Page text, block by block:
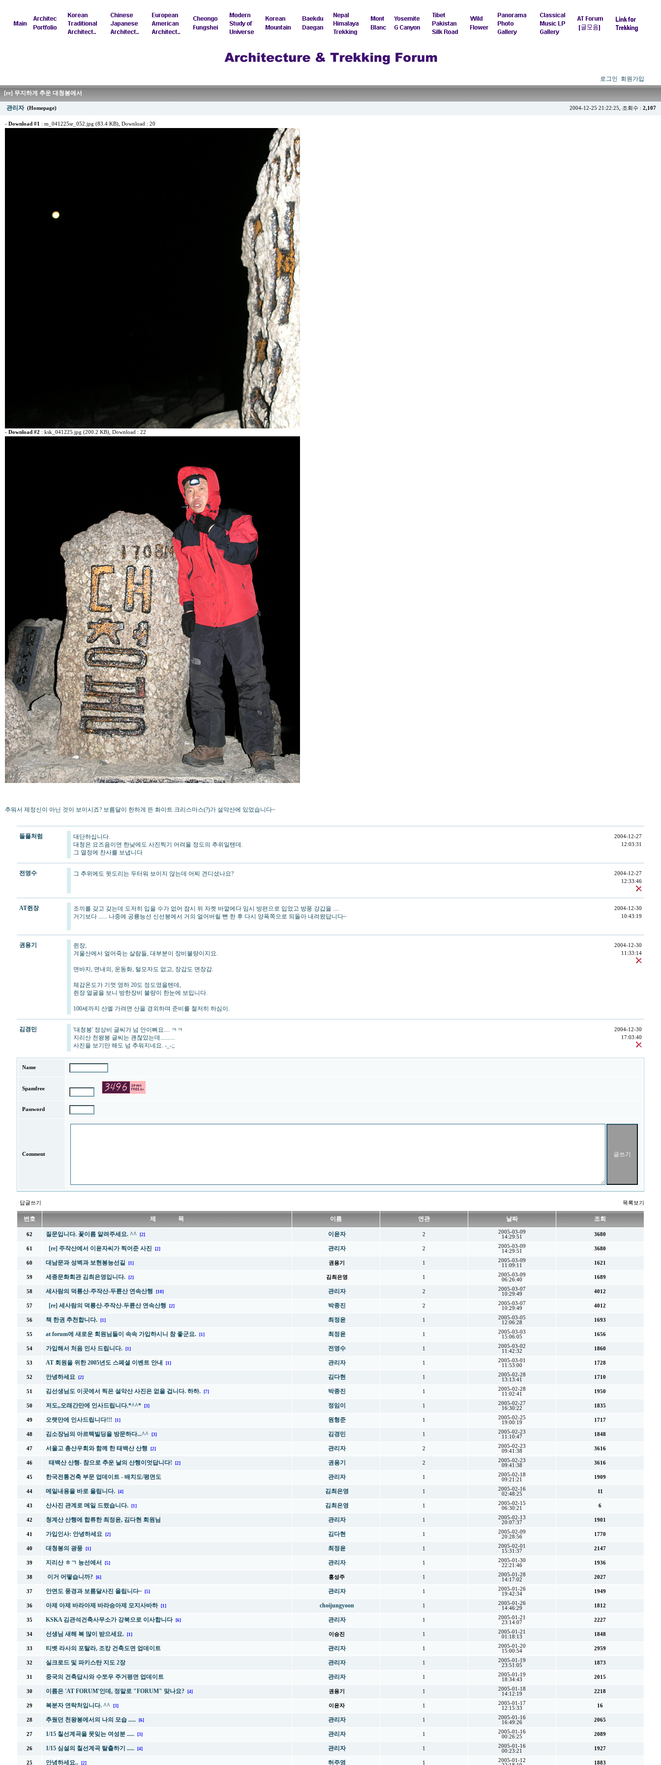
로그인 회원가입
[re] 무지하게 추운 대청봉에서
관리자 (Homepage) 2004-12-25 21:22:25, 조회수 : 2,107
- Download #1 : m_041225sr_052.jpg (83.4 KB) , Download : 20
- Download #2 : ksk_041225.jpg (200.2 KB) , Download : 22
추워서 제정신이 아닌 것이 보이시죠? 보름달이 한하게 뜬 화이트 크리스마스(?)가 설악산에 있었습니다~
들풀처럼
대단하십니다.
대청은 요즈음이면 한낮에도 사진찍기 어려울 정도의 추위일텐데.
그 열정에 찬사를 보냅니다
2004-12-27
12:03:31
전영수 그 추위에도 윗도리는 두터워 보이지 않는데 어찌 견디셨나요?
2004-12-27
12:33:46
AT쥔장
조끼를 갖고 갖는데 도저히 입을 수가 없어 잠시 뒤 자켓 바깥에다 임시 방편으로 입었고 방풍 강갑을 ....
거기보다 ...... 나중에 공룡능선 신선봉에서 거의 얼어버릴 뻔 한 후 다시 양폭쪽으로 되돌아 내려왔답니다~
2004-12-30
10:43:19
권용기
쥔장,
겨울산에서 얼어죽는 살람들, 대부분이 장비불량이지요.
면바지, 면내의, 운동화, 털모자도 없고, 장갑도 면장갑.
체감온도가 기껏 영하 20도 정도였을텐데,
쥔장 얼굴을 보니 방한장비 불량이 한눈에 보입니다.
100세까지 산엘 가려면 산을 경외하며 준비를 철저히 하심이.
2004-12-30
11:33:14
김경민
'대청봉' 정상비 글씨가 넘 안이뻐요.... ㅋㅋ
지리산 천왕봉 글씨는 괜찮았는데..........
사진을 보기만 해도 넘 추워지네요. -_-;;
2004-12-30
17:03:40
Name
Spamfree
Password
Comment
답글쓰기 목록보기
번호 제 목 이름 연관 날짜 조회
62 질문입니다. 꽃이름 알려주세요. ^^ [2] 이윤자 2
2005-03-09
14:29:51
3680
61 [re] 주작산에서 이윤자씨가 찍어준 사진 [2] 관리자 2
2005-03-09
14:29:51
3680
60 대남문과 성벽과 보현봉능선길 [1] 권용기 1
2005-03-09
11:09:11
1621
59 세종문화회관 김최은영입니다. [2] 김최은영 1
2005-03-09
06:26:40
1689
58 세사람의 덕룡산-주작산-두륜산 연속산행 [10] 관리자 2
2005-03-07
10:29:49
4012
57 [re] 세사람의 덕룡산-주작산-두륜산 연속산행 [2] 박종진 2
2005-03-07
10:29:49
4012
56 책 한권 추천합니다. [1] 최정윤 1
2005-03-05
12:06:28
1693
55 at forum에 새로운 회원님들이 속속 가입하시니 참 좋군요. [1] 최정윤 1
2005-03-03
15:06:05
1656
54 가입해서 처음 인사 드립니다. [1] 전영수 1
2005-03-02
11:42:32
1860
53 AT 회원을 위한 2005년도 스페셜 이벤트 안내 [1] 관리자 1
2005-03-01
11:53:00
1728
52 안녕하세요 [2] 김다현 1
2005-02-28
13:13:41
1710
51 김선생님도 이곳에서 찍은 설악산 사진은 없을 겁니다. 하하. [7] 박종진 1
2005-02-28
11:02:41
1950
50 저도,,오래간만에 인사드립니다.*^^* [3] 정임이 1
2005-02-27
16:30:22
1835
49 오랫만에 인사드립니다!!! [1] 원형준 1
2005-02-25
19:00:19
1717
48 김소장님의 아르텍빌딩을 방문하다...^^ [3] 김경민 1
2005-02-23
11:10:47
1848
47 서울고 총산우회와 함께 한 태백산 산행 [2] 관리자 2
2005-02-23
09:41:38
3616
46 태백산 산행- 참으로 추운 날의 산행이엇답니다! [2] 권용기 2
2005-02-23
09:41:38
3616
45 한국전통건축 부문 업데이트 - 배치도/평면도 관리자 1
2005-02-18
09:21:21
1909
44 메일내용을 바로 올립니다. [4] 김최은영 1
2005-02-16
02:48:25
11
43 산사진 관계로 메일 드렸습니다. [1] 김최은영 1
2005-02-15
06:30:21
6
42 청계산 산행에 합류한 최정윤, 김다현 회원님 관리자 1
2005-02-13
20:07:37
1901
41 가입인사: 안녕하세요 [2] 김다현 1
2005-02-09
20:28:56
1770
40 대청봉의 광풍 [1] 최정윤 1
2005-02-01
15:31:37
2147
39 지리산 ㅎㄱ 능선에서 [5] 관리자 1
2005-01-30
22:21:46
1936
38 이거 어떻습니까? [6] 홍성주 1
2005-01-28
14:17:02
2027
37 안면도 풍경과 보름달사진 올립니다~ [5] 관리자 1
2005-01-26
19:42:34
1949
36 아제 아제 바라아제 바라승아제 모지사바하 [1] choijungyoon 1
2005-01-26
14:46:29
1812
35 KSKA 김관석건축사무소가 강북으로 이사합니다 [6] 관리자 1
2005-01-21
23:14:07
2227
34 선생님 새해 복 많이 받으세요. [1] 이승진 1
2005-01-21
01:18:13
1848
33 티벳 라사의 포탈라, 조캉 건축도면 업데이트 관리자 1
2005-01-20
15:00:54
2959
32 실크로드 및 파키스탄 지도 2장 관리자 1
2005-01-19
23:51:05
1873
31 중국의 건축답사와 수쪼우 주거평면 업데이트 관리자 1
2005-01-19
18:34:43
2015
30 이름은 'AT FORUM'인데, 정말로 "FORUM" 맞나요? [4] 권용기 1
2005-01-18
14:12:19
2218
29 복분자 연락처입니다. ^^ [3] 이윤자 1
2005-01-17
12:15:33
16
28 추웠던 천왕봉에서의 나의 모습 ..... [6] 관리자 1
2005-01-16
16:49:26
2065
27 1/15 칠선계곡을 못잊는 여성분 ..... [3] 관리자 1
2005-01-16
00:26:25
2089
26 1/15 심설의 칠선계곡 탈출하기 ..... [4] 관리자 1
2005-01-16
00:23:21
1927
25 안녕하세요.. [2] 허주영 1
2005-01-12
1883